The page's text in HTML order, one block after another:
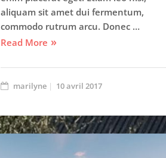
aliquam sit amet dui fermentum,
commodo rutrum arcu. Donec …
Read More
marilyne 10 avril 2017